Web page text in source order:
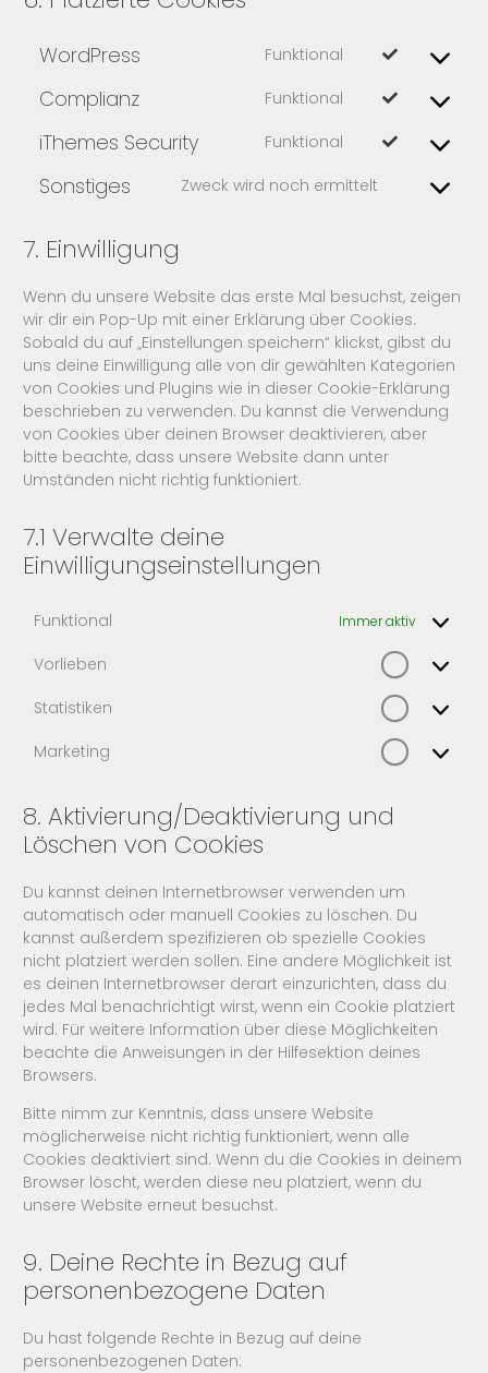
WordPress Funktional
Consent
service
wordpress
Complianz Funktional
Consent
service
complianz
iThemes Security Funktional
Consent
to
service
Sonstiges Zweck wird noch ermittelt
Consent
7. Einwilligung
Wenn du unsere Website das erste Mal besuchst, zeigen
wir dir ein Pop-Up mit einer Erklärung über Cookies.
Sobald du auf „Einstellungen speichern“ klickst, gibst du
uns deine Einwilligung alle von dir gewählten Kategorien
von Cookies und Plugins wie in dieser Cookie-Erklärung
beschrieben zu verwenden. Du kannst die Verwendung
von Cookies über deinen Browser deaktivieren, aber
bitte beachte, dass unsere Website dann unter
Umständen nicht richtig funktioniert.
7.1 Verwalte deine
Einwilligungseinstellungen
Funktional Immer aktiv
Vorlieben
Vorlieben
Statistiken
Marketing
8. Aktivierung/Deaktivierung und
Löschen von Cookies
Du kannst deinen Internetbrowser verwenden um
automatisch oder manuell Cookies zu löschen. Du
kannst außerdem spezifizieren ob spezielle Cookies
nicht platziert werden sollen. Eine andere Möglichkeit ist
es deinen Internetbrowser derart einzurichten, dass du
jedes Mal benachrichtigt wirst, wenn ein Cookie platziert
wird. Für weitere Information über diese Möglichkeiten
beachte die Anweisungen in der Hilfesektion deines
Browsers.
Bitte nimm zur Kenntnis, dass unsere Website
möglicherweise nicht richtig funktioniert, wenn alle
Cookies deaktiviert sind. Wenn du die Cookies in deinem
Browser löscht, werden diese neu platziert, wenn du
unsere Website erneut besuchst.
9. Deine Rechte in Bezug auf
personenbezogene Daten
Du hast folgende Rechte in Bezug auf deine
personenbezogenen Daten: